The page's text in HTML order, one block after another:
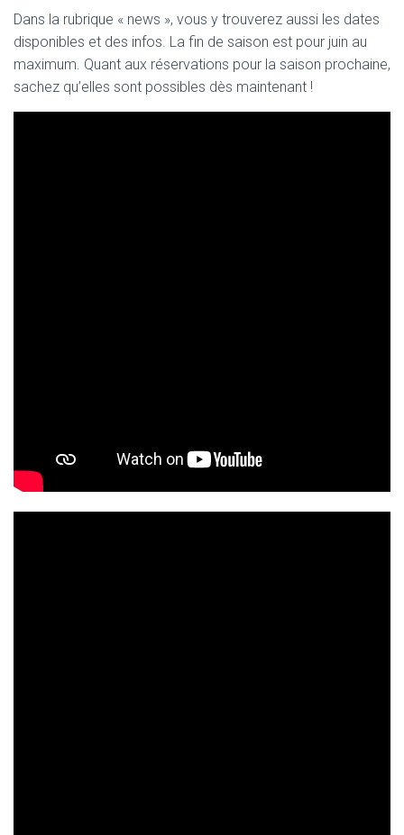
Dans la rubrique « news », vous y trouverez aussi les dates
disponibles et des infos. La fin de saison est pour juin au
maximum. Quant aux réservations pour la saison prochaine,
sachez qu’elles sont possibles dès maintenant !